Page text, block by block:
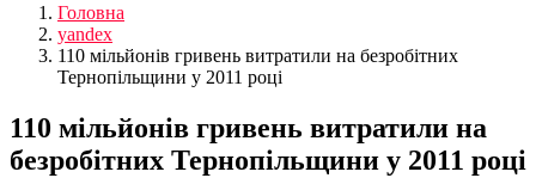
Головна
yandex
110 мільйонів гривень витратили на безробітних
Тернопільщини у 2011 році
110 мільйонів гривень витратили на
безробітних Тернопільщини у 2011 році